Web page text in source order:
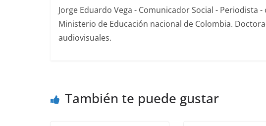
Jorge Eduardo Vega - Comunicador Social - Periodista
Ministerio de Educación nacional de Colombia.
audiovisuales.
También te puede gustar